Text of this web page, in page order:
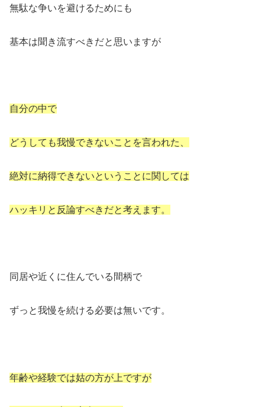
無駄な争いを避けるためにも
基本は聞き流すべきだと思いますが
自分の中で
どうしても我慢できないことを言われた、
絶対に納得できないということに関しては
ハッキリと反論すべきだと考えます。
同居や近くに住んでいる間柄で
ずっと我慢を続ける必要は無いです。
年齢や経験では姑の方が上ですが